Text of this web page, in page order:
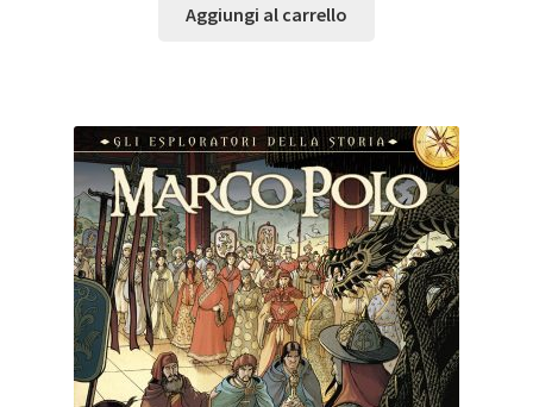
Aggiungi al carrello